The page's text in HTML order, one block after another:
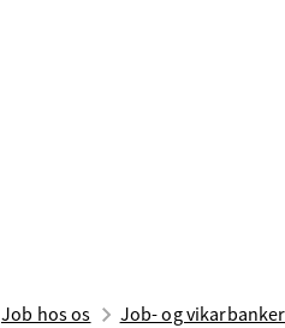
Job hos os Job- og vikarbanker